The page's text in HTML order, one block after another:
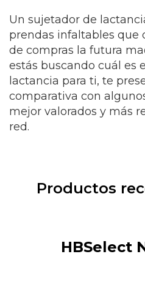
Un sujetador de
prendas infaltables que
de compras la futura
estás buscando cuál es
lactancia para ti, te
comparativa con
mejor valorados y más
red.
Productos
HBSelect